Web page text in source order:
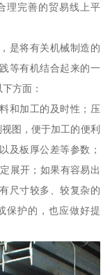
理完善的贸易线上平
是将有关机械制造的
等有机结合起来的一
方面：
和加工的及时性；压
图，便于加工的便利
及板厚公差等参数；
展开；如果有容易出
尺寸较多、较复杂的
保护的，也应做好提